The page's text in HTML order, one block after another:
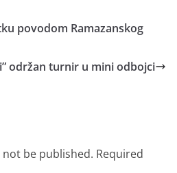
povodom Ramazanskog
održan turnir u mini odbojci
be published. Required